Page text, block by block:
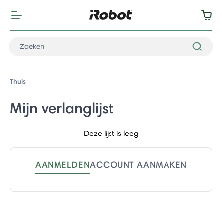
Thuis
Mijn verlanglijst
Deze lijst is leeg
AANMELDENACCOUNT AANMAKEN